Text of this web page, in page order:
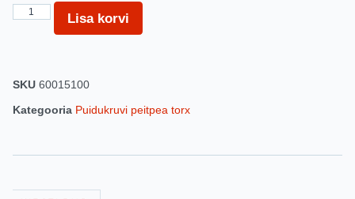
Lisa korvi
SKU 60015100
Kategooria Puidukruvi peitpea torx